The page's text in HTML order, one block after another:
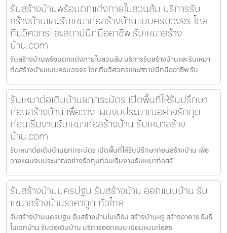
รับสร้างบ้านพร้อมตกแต่งภายในสวนส้ม บริการรับ
สร้างบ้านและรับเหมาก่อสร้างบ้านแบบครบวงจร โดย
ทีมวิศวกรและสถาปนิกมืออาชีพ รับเหมาสร้าง
บ้าน.com
รับสร้างบ้านพร้อมตกแต่งภายในสวนส้ม บริการรับสร้างบ้านและรับเหมา
ก่อสร้างบ้านแบบครบวงจร โดยทีมวิศวกรและสถาปนิกมืออาชีพ รับ
รับเหมาต่อเติมบ้านยกกระบัตร เปิดพื้นที่ให้รับปรึกษา
ก่อนสร้างบ้าน เพื่อวางแผนงบประมาณอย่างรัดกุม
ก่อนเริ่มงานรับเหมาก่อสร้างบ้าน รับเหมาสร้าง
บ้าน.com
รับเหมาต่อเติมบ้านยกกระบัตร เปิดพื้นที่ให้รับปรึกษาก่อนสร้างบ้าน เพื่อ
วางแผนงบประมาณอย่างรัดกุมก่อนเริ่มงานรับเหมาก่อสร้
รับสร้างบ้านนครปฐม รับสร้างบ้าน ออกแบบบ้าน รับ
เหมาสร้างบ้านราคาถูก ทั่วไทย
รับสร้างบ้านนครปฐม รับสร้างบ้านโมเดิร์น สร้างบ้านหรู สร้างอาคาร รับรี
โนเวทบ้าน รับต่อเติมบ้าน บริการออกแบบ เขียนแบบก่อสร